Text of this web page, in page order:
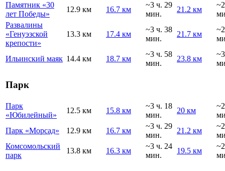
Памятник «30
лет Победы»
12.9 км 16.7 км
~3 ч. 29
мин.
21.2 км
Развалины
«Генуэзской
крепости»
13.3 км 17.4 км
~3 ч. 38
мин.
21.7 км
Ильинский маяк 14.4 км 18.7 км
~3 ч. 58
мин.
23.8 км
Парк
Парк
«Юбилейный»
12.5 км 15.8 км
~3 ч. 18
мин.
20 км
Парк «Морсад»
12.9 км 16.7 км
~3 ч. 29
мин.
21.2 км
Комсомольский
парк
13.8 км 16.3 км
~3 ч. 24
мин.
19.5 км